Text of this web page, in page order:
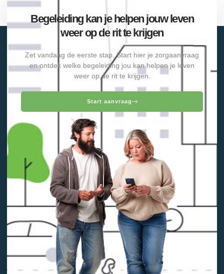
Begeleiding kan je helpen jouw leven
weer op de rit te krijgen
Zet vandaag de eerste stap. Start hier je zorgaanvraag
en ontdek welke begeleiding jou kan helpen je leven
weer op de rit te krijgen.
Start aanvraag